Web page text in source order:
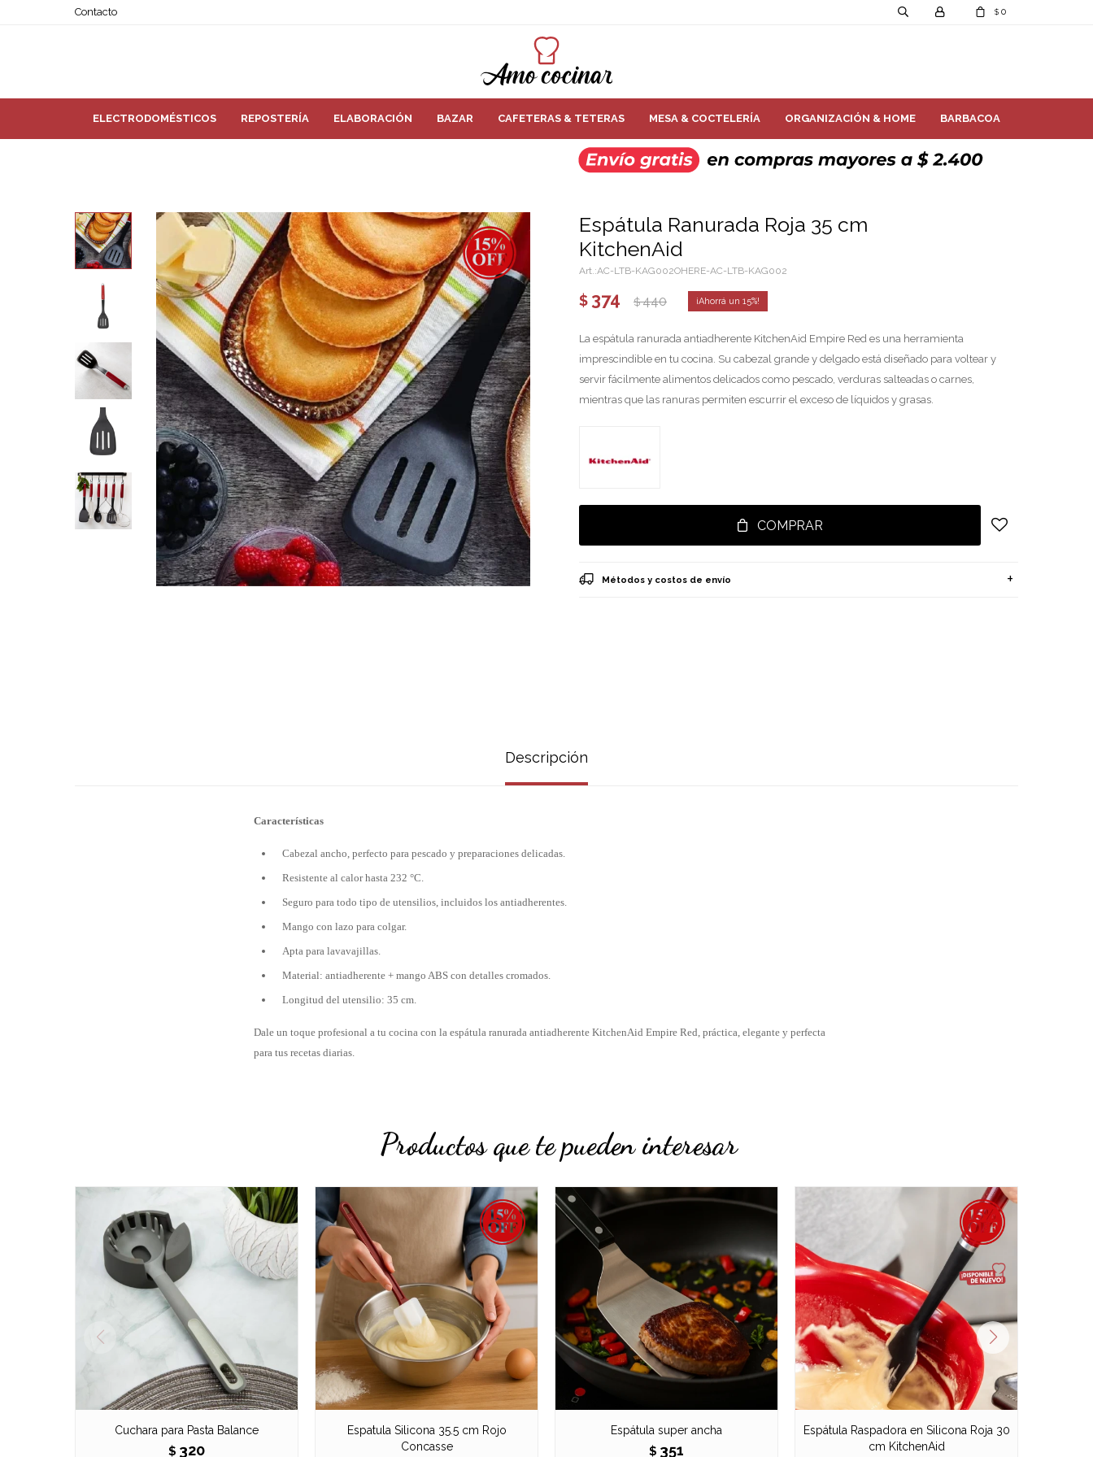
ELECTRODOMÉSTICOS REPOSTERÍA ELABORACIÓN BAZAR CAFETERAS & TETERAS MESA & COCTELERÍA ORGANIZACIÓN & HOME BARBACOA
$ 0
Contacto
Espátula Ranurada Roja 35 cm
KitchenAid
AC-LTB-KAG002OHERE-AC-LTB-KAG002
$ 374 $ 440 15
La espátula ranurada antiadherente KitchenAid Empire Red es una herramienta
imprescindible en tu cocina. Su cabezal grande y delgado está diseñado para voltear y
servir fácilmente alimentos delicados como pescado, verduras salteadas o carnes,
mientras que las ranuras permiten escurrir el exceso de líquidos y grasas.
COMPRAR
Métodos y costos de envío
Descripción
Características
Cabezal ancho, perfecto para pescado y preparaciones delicadas.
Resistente al calor hasta 232 °C.
Seguro para todo tipo de utensilios, incluidos los antiadherentes.
Mango con lazo para colgar.
Apta para lavavajillas.
Material: antiadherente + mango ABS con detalles cromados.
Longitud del utensilio: 35 cm.
Dale un toque profesional a tu cocina con la espátula ranurada antiadherente KitchenAid Empire Red, práctica, elegante y perfecta
para tus recetas diarias.
Productos que te pueden interesar
Cuchara para Pasta Balance
$ 320
Espatula Silicona 35.5 cm Rojo
Concasse
Espátula super ancha
$ 351
Espátula Raspadora en Silicona Roja 30
cm KitchenAid